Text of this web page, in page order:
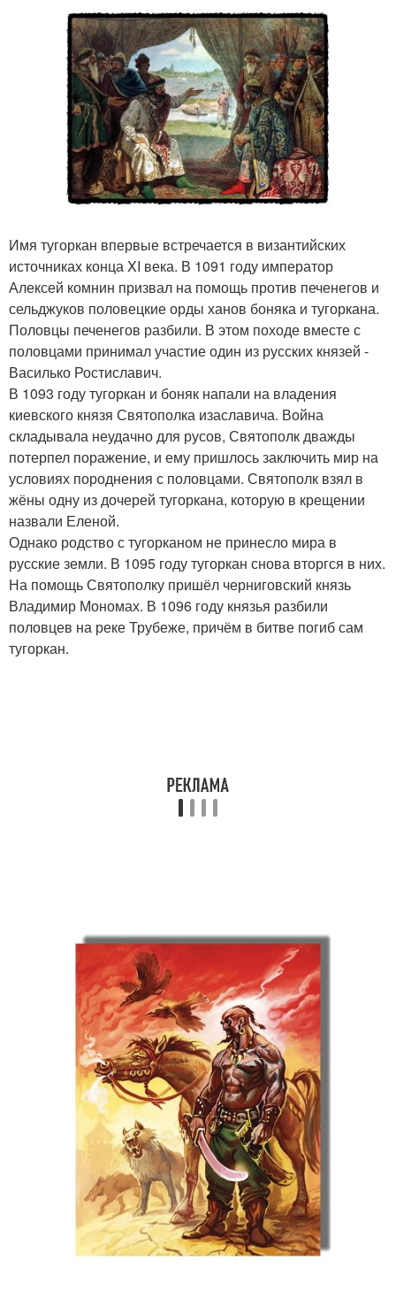
Имя тугоркан впервые встречается в византийских
источниках конца XI века. В 1091 году император
Алексей комнин призвал на помощь против печенегов и
сельджуков половецкие орды ханов боняка и тугоркана.
Половцы печенегов разбили. В этом походе вместе с
половцами принимал участие один из русских князей -
Василько Ростиславич.
В 1093 году тугоркан и боняк напали на владения
киевского князя Святополка изаславича. Война
складывала неудачно для русов, Святополк дважды
потерпел поражение, и ему пришлось заключить мир на
условиях породнения с половцами. Святополк взял в
жёны одну из дочерей тугоркана, которую в крещении
назвали Еленой.
Однако родство с тугорканом не принесло мира в
русские земли. В 1095 году тугоркан снова вторгся в них.
На помощь Святополку пришёл черниговский князь
Владимир Мономах. В 1096 году князья разбили
половцев на реке Трубеже, причём в битве погиб сам
тугоркан.